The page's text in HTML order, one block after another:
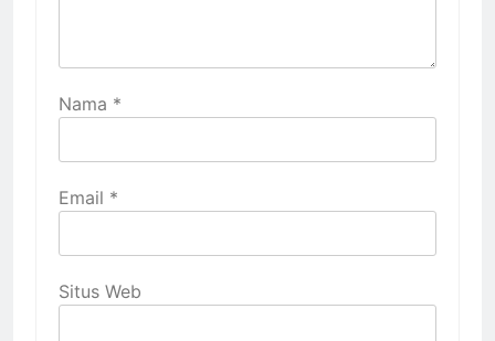
Nama *
Email *
Situs Web